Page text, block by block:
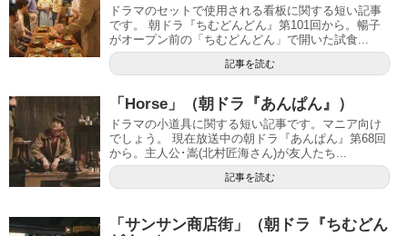
ドラマのセットで使用される看板に関する短い記事
です。 朝ドラ『ちむどんどん』第101回から。暢子
がオープン前の「ちむどんどん」で開いた試食...
記事を読む
「Horse」（朝ドラ『あんぱん』）
ドラマの小道具に関する短い記事です。マニア向け
でしょう。 現在放送中の朝ドラ『あんぱん』第68回
から。主人公･嵩(北村匠海さん)が友人たち...
記事を読む
「サンサン商店街」（朝ドラ『ちむどん